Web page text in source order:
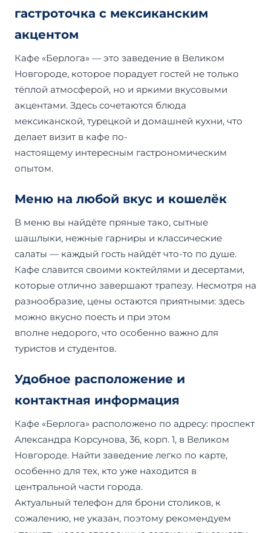
гастроточка с мексиканским
акцентом
Кафе «Берлога» — это заведение в Великом
Новгороде, которое порадует гостей не только
тёплой атмосферой, но и яркими вкусовыми
акцентами. Здесь сочетаются блюда
мексиканской, турецкой и домашней кухни, что
делает визит в кафе по-
настоящему интересным гастрономическим
опытом.
Меню на любой вкус и кошелёк
В меню вы найдёте пряные тако, сытные
шашлыки, нежные гарниры и классические
салаты — каждый гость найдёт что-то по душе.
Кафе славится своими коктейлями и десертами,
которые отлично завершают трапезу. Несмотря на
разнообразие, цены остаются приятными: здесь
можно вкусно поесть и при этом
вполне недорого, что особенно важно для
туристов и студентов.
Удобное расположение и
контактная информация
Кафе «Берлога» расположено по адресу: проспект
Александра Корсунова, 36, корп. 1, в Великом
Новгороде. Найти заведение легко по карте,
особенно для тех, кто уже находится в
центральной части города.
Актуальный телефон для брони столиков, к
сожалению, не указан, поэтому рекомендуем